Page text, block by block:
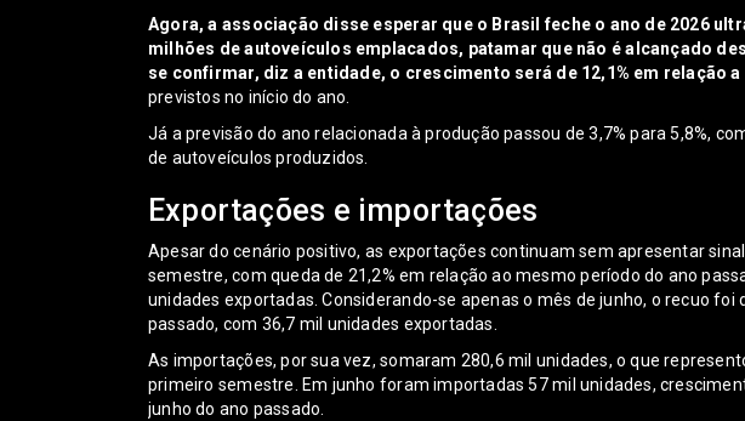
Agora, a associação disse esperar que o Brasil feche o ano de 2026
milhões de autoveículos emplacados, patamar que não é alcançado
se confirmar, diz a entidade, o crescimento será de 12,1% em relação a
previstos no início do ano.
Já a previsão do ano relacionada à produção passou de 3,7% para 5,8%,
de autoveículos produzidos.
Exportações e importações
Apesar do cenário positivo, as exportações continuam sem apresentar
semestre, com queda de 21,2% em relação ao mesmo período do ano
unidades exportadas. Considerando-se apenas o mês de junho, o recuo foi
passado, com 36,7 mil unidades exportadas.
As importações, por sua vez, somaram 280,6 mil unidades, o que
primeiro semestre. Em junho foram importadas 57 mil unidades,
junho do ano passado.